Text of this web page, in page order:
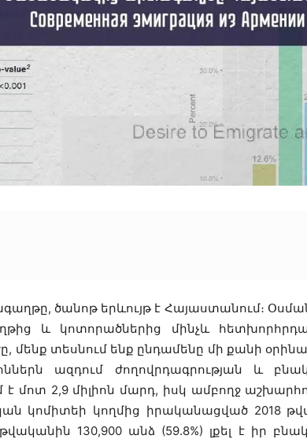
ծանոթ երևույթ է Հայաստանում։
և կոտորածներից մինչև
մենք տեսնում ենք ընդամենը մի քանի
ազդում ժողովրդագրության և
2,9 միլիոն մարդ, իսկ ամբողջ
կոմիտեի կողմից իրականացված 2018
130,900 անձ (59.8%) լքել է իր